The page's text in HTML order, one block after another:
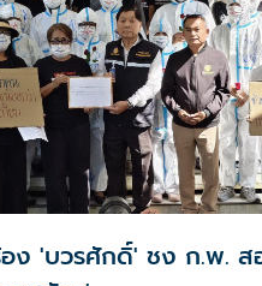
ง 'บวรศักดิ์' ชง ก.พ. ส